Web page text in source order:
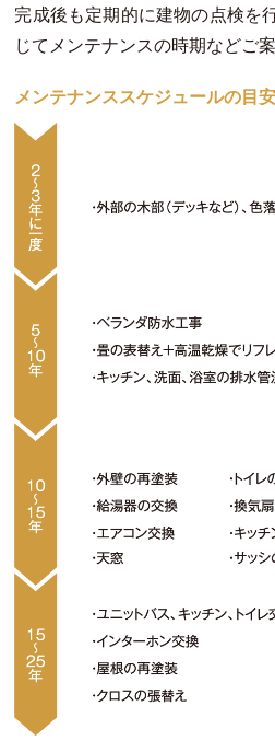
完成後も定期的に建物の点検を
じてメンテナンスの時期などご
メンテナンススケジュールの目安